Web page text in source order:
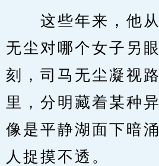
这些年来，他从
无尘对哪个女子另
刻，司马无尘凝视
里，分明藏着某种
像是平静湖面下暗
人捉摸不透。